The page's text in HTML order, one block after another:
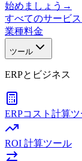
始めましょう →
すべてのサービ
業種料金
ツール
ERPとビジネス
ERPコスト計算
ROI 計算ツール